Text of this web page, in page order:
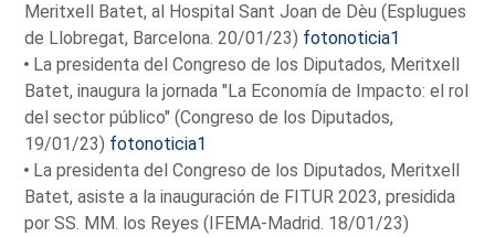
Meritxell Batet, al Hospital Sant Joan de Dèu (Esplugues
de Llobregat, Barcelona. 20/01/23) fotonoticia1
La presidenta del Congreso de los Diputados, Meritxell
Batet, inaugura la jornada "La Economía de Impacto: el rol
del sector público" (Congreso de los Diputados,
19/01/23) fotonoticia1
La presidenta del Congreso de los Diputados, Meritxell
Batet, asiste a la inauguración de FITUR 2023, presidida
por SS. MM. los Reyes (IFEMA-Madrid. 18/01/23)